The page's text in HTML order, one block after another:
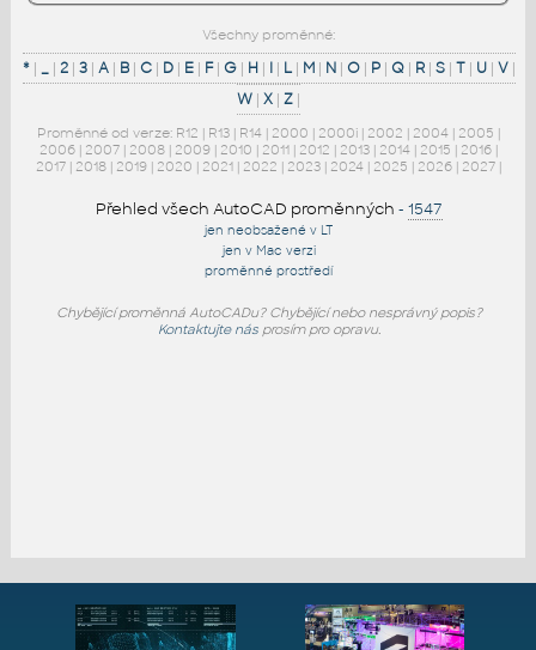
Všechny proměnné:
*| _| 2| 3| A| B| C| D| E| F| G| H | I| L| M| N| O| P| Q| R| S| T| U| V|
W | X | Z |
Proměnné od verze: R12 | R13 | R14 | 2000 | 2000i | 2002 | 2004 | 2005 |
2006 | 2007 | 2008 | 2009 | 2010 | 2011 | 2012 | 2013 | 2014 | 2015 | 2016 |
2017 | 2018 | 2019 | 2020 | 2021 | 2022 | 2023 | 2024 | 2025 | 2026 | 2027 |
Přehled všech AutoCAD proměnných - 1547
jen neobsažené v LT
jen v Mac verzi
proměnné prostředí
Chybějící proměnná AutoCADu? Chybějící nebo nesprávný popis?
Kontaktujte násprosím pro opravu.